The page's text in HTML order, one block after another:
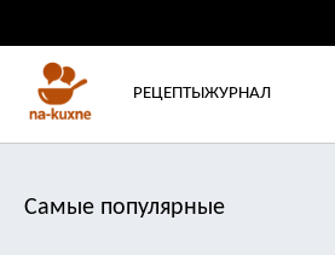
РЕЦЕПТЫЖУРНАЛ
Самые популярные